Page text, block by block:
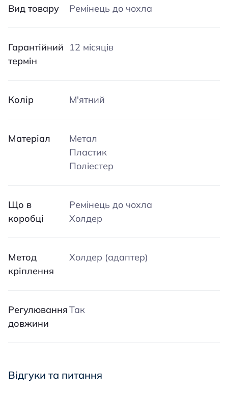
Вид товару Ремінець до чохла
Гарантійний
термін
12 місяців
Колір М'ятний
Матеріал
Метал
Пластик
Поліестер
Що в
коробці
Ремінець до чохла
Холдер
Метод
кріплення
Холдер (адаптер)
Регулювання
довжини
Так
Відгуки та питання